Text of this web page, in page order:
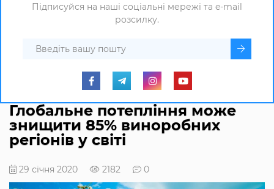
Підписуйся на наші соціальні мережі та e-mail
розсилку.
Глобальне потепління може
знищити 85% виноробних
регіонів у світі
29 січня 2020 2182 0